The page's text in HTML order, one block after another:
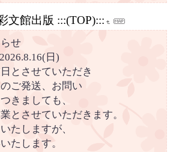
文館出版 :::(TOP):::
せ
日)
とさせていただき
ご発送、お問い
きましても、
とさせていただきます。
たしますが、
たします。